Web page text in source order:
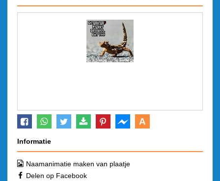
A
Informatie
Naamanimatie maken van plaatje
Delen op Facebook